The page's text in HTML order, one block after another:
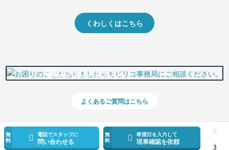
無
料
電話でスタッフに
問い合わせる
無
料
希望日を入力して
現車確認を依頼
3
くわしくはこちら
0800-500-5500
よくあるご質問はこちら